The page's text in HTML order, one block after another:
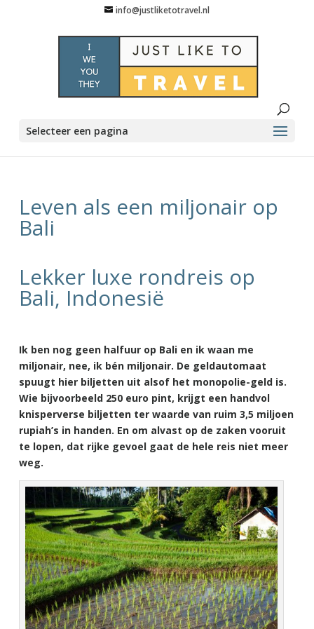
info@justliketotravel.nl
Selecteer een pagina
Leven als een miljonair op
Bali
Lekker luxe rondreis op
Bali, Indonesië
Ik ben nog geen halfuur op Bali en ik waan me
miljonair, nee, ik bén miljonair. De geldautomaat
spuugt hier biljetten uit alsof het monopolie-geld is.
Wie bijvoorbeeld 250 euro pint, krijgt een handvol
knisperverse biljetten ter waarde van ruim 3,5 miljoen
rupiah’s in handen. En om alvast op de zaken vooruit
te lopen, dat rijke gevoel gaat de hele reis niet meer
weg.